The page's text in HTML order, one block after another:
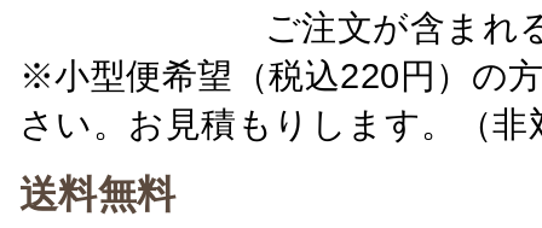
ご注文が含ま
※小型便希望（税込220円）の
さい。お見積もりします。（非
送料無料